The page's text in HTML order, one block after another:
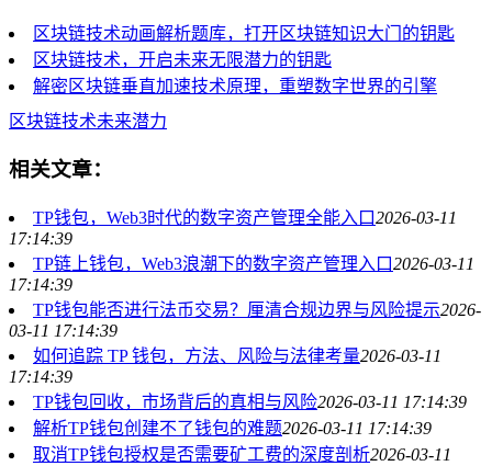
区块链技术动画解析题库，打开区块链知识大门的钥匙
区块链技术，开启未来无限潜力的钥匙
解密区块链垂直加速技术原理，重塑数字世界的引擎
区块链技术未来潜力
相关文章：
TP钱包，Web3时代的数字资产管理全能入口2026-03-11
17:14:39
TP链上钱包，Web3浪潮下的数字资产管理入口2026-03-11
17:14:39
TP钱包能否进行法币交易？厘清合规边界与风险提示2026-
03-11 17:14:39
如何追踪 TP 钱包，方法、风险与法律考量2026-03-11
17:14:39
TP钱包回收，市场背后的真相与风险2026-03-11 17:14:39
解析TP钱包创建不了钱包的难题2026-03-11 17:14:39
取消TP钱包授权是否需要矿工费的深度剖析2026-03-11